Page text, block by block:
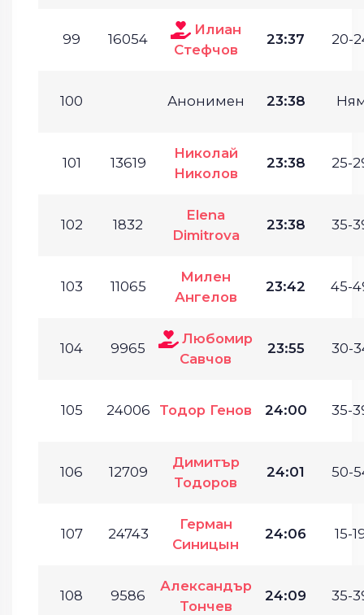
99 16054
Илиан
Стефчов
23:37 20-
100 Анонимен 23:38
101 13619
Николай
Николов
23:38 25-
102 1832
Elena
Dimitrova
23:38 35-
103 11065
Милен
Ангелов
23:42 45-
104 9965
Любомир
Савчов
23:55 30-
105 24006 Тодор Генов 24:00 35-
106 12709
Димитър
Тодоров
24:01 50-
107 24743
Герман
Синицын
24:06 15-
108 9586
Александър
Тончев
24:09 35-